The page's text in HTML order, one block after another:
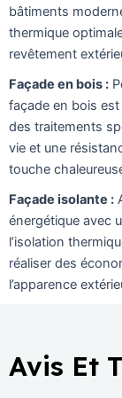
bâtiments
thermique
revêtement
Façade en bois :
façade en bois
des traitements
vie et une
touche
Façade isolante :
énergétique avec
l’isolation
réaliser des
l’apparence
Avis Et